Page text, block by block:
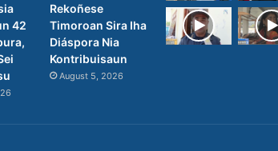
42
Rekoñese
Timoroan Sira Iha
Diáspora Nia
Kontribuisaun
August 5, 2026